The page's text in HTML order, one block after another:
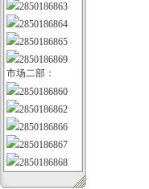
2850186863
2850186864
2850186865
2850186869
市场二部：
2850186860
2850186862
2850186866
2850186867
2850186868